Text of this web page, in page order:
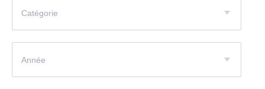
Catégorie
Année